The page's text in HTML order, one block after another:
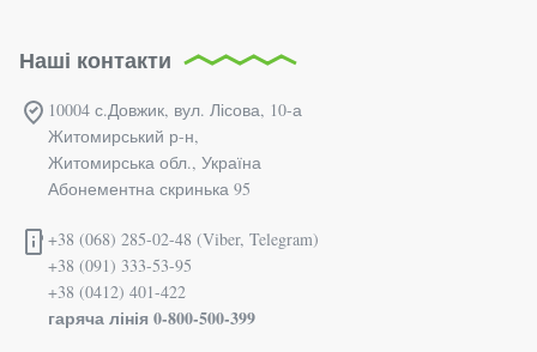
Наші контакти
10004 с.Довжик, вул. Лісова, 10-а
Житомирський р-н,
Житомирська обл., Україна
Абонементна скринька 95
+38 (068) 285-02-48 (Viber, Telegram)
+38 (091) 333-53-95
+38 (0412) 401-422
гаряча лінія 0-800-500-399